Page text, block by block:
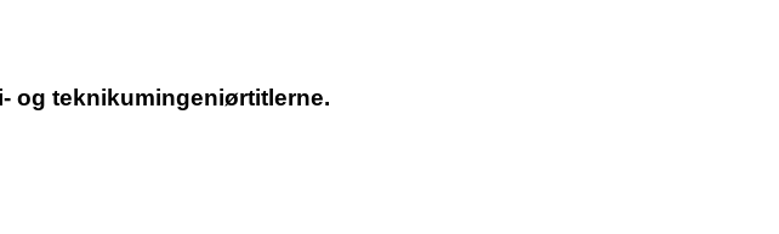
og teknikumingeniørtitlerne.